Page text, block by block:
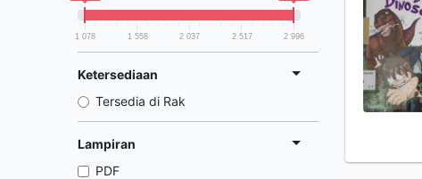
1 078 1 558 2 037 2 517 2 996
Ketersediaan
Tersedia di Rak
Lampiran
PDF